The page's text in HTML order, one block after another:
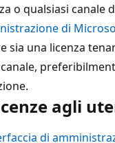
o qualsiasi canale
di
sia una licenza
agli
di